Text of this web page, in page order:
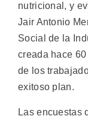
nutricional, y
Jair Antonio
Social de la
creada hace
de los
exitoso plan.
Las encuestas